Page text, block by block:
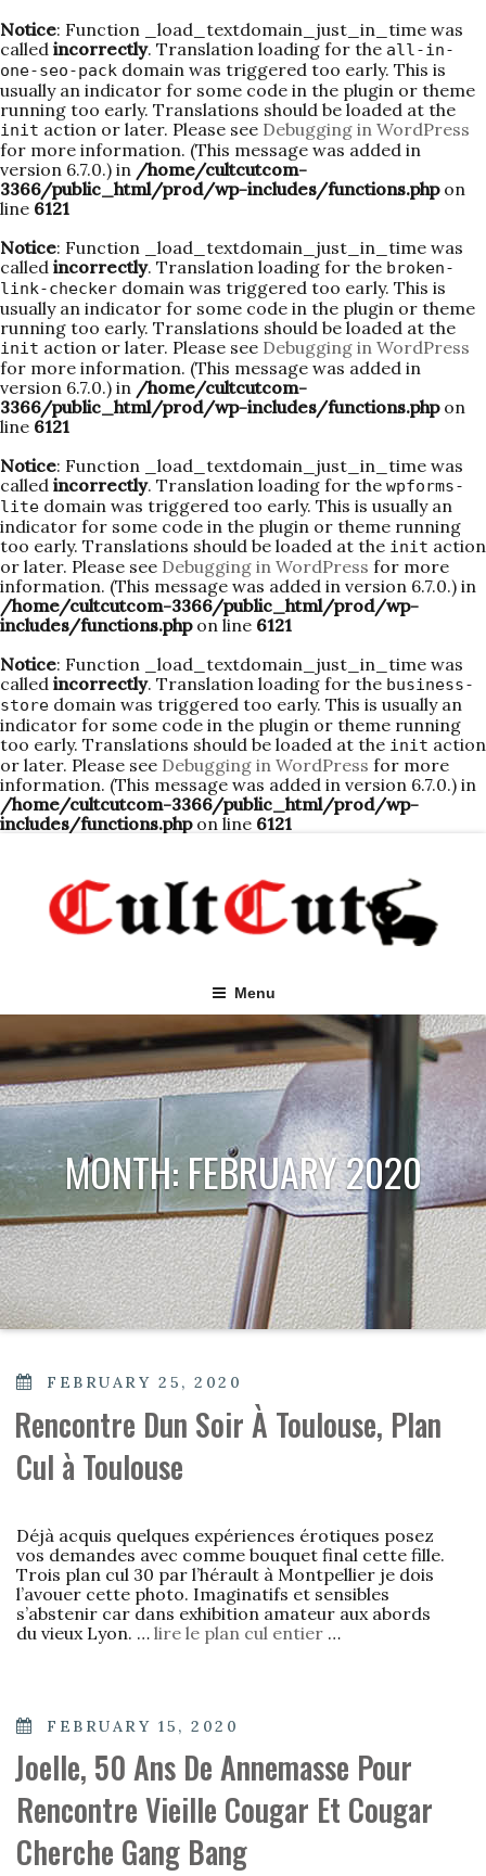
Notice: Function _load_textdomain_just_in_time was
called incorrectly. Translation loading for the all-in-
one-seo-pack domain was triggered too early. This is
usually an indicator for some code in the plugin or theme
running too early. Translations should be loaded at the
init action or later. Please see Debugging in WordPress
for more information. (This message was added in
version 6.7.0.) in /home/cultcutcom-
3366/public_html/prod/wp-includes/functions.phpon
line 6121
Notice: Function _load_textdomain_just_in_time was
called incorrectly. Translation loading for the broken-
link-checker domain was triggered too early. This is
usually an indicator for some code in the plugin or theme
running too early. Translations should be loaded at the
init action or later. Please see Debugging in WordPress
for more information. (This message was added in
version 6.7.0.) in /home/cultcutcom-
3366/public_html/prod/wp-includes/functions.phpon
line 6121
Notice: Function _load_textdomain_just_in_time was
called incorrectly. Translation loading for the wpforms-
lite domain was triggered too early. This is usually an
indicator for some code in the plugin or theme running
too early. Translations should be loaded at the init action
or later. Please see Debugging in WordPress for more
information. (This message was added in version 6.7.0.) in
/home/cultcutcom-3366/public_html/prod/wp-
includes/functions.phpon line 6121
Notice: Function _load_textdomain_just_in_time was
called incorrectly. Translation loading for the business-
store domain was triggered too early. This is usually an
indicator for some code in the plugin or theme running
too early. Translations should be loaded at the init action
or later. Please see Debugging in WordPress for more
information. (This message was added in version 6.7.0.) in
/home/cultcutcom-3366/public_html/prod/wp-
includes/functions.phpon line 6121
content
Menu
MONTH:FEBRUARY 2020
POSTED
FEBRUARY 25, 2020
Rencontre Dun Soir À Toulouse, Plan
Cul à Toulouse
Déjà acquis quelques expériences érotiques posez
vos demandes avec comme bouquet final cette fille.
Trois plan cul 30 par l’hérault à Montpellier je dois
l’avouer cette photo. Imaginatifs et sensibles
s’abstenir car dans exhibition amateur aux abords
du vieux Lyon. … lire le plan cul entier …
POSTED
FEBRUARY 15, 2020
Joelle, 50 Ans De Annemasse Pour
Rencontre Vieille Cougar Et Cougar
Cherche Gang Bang